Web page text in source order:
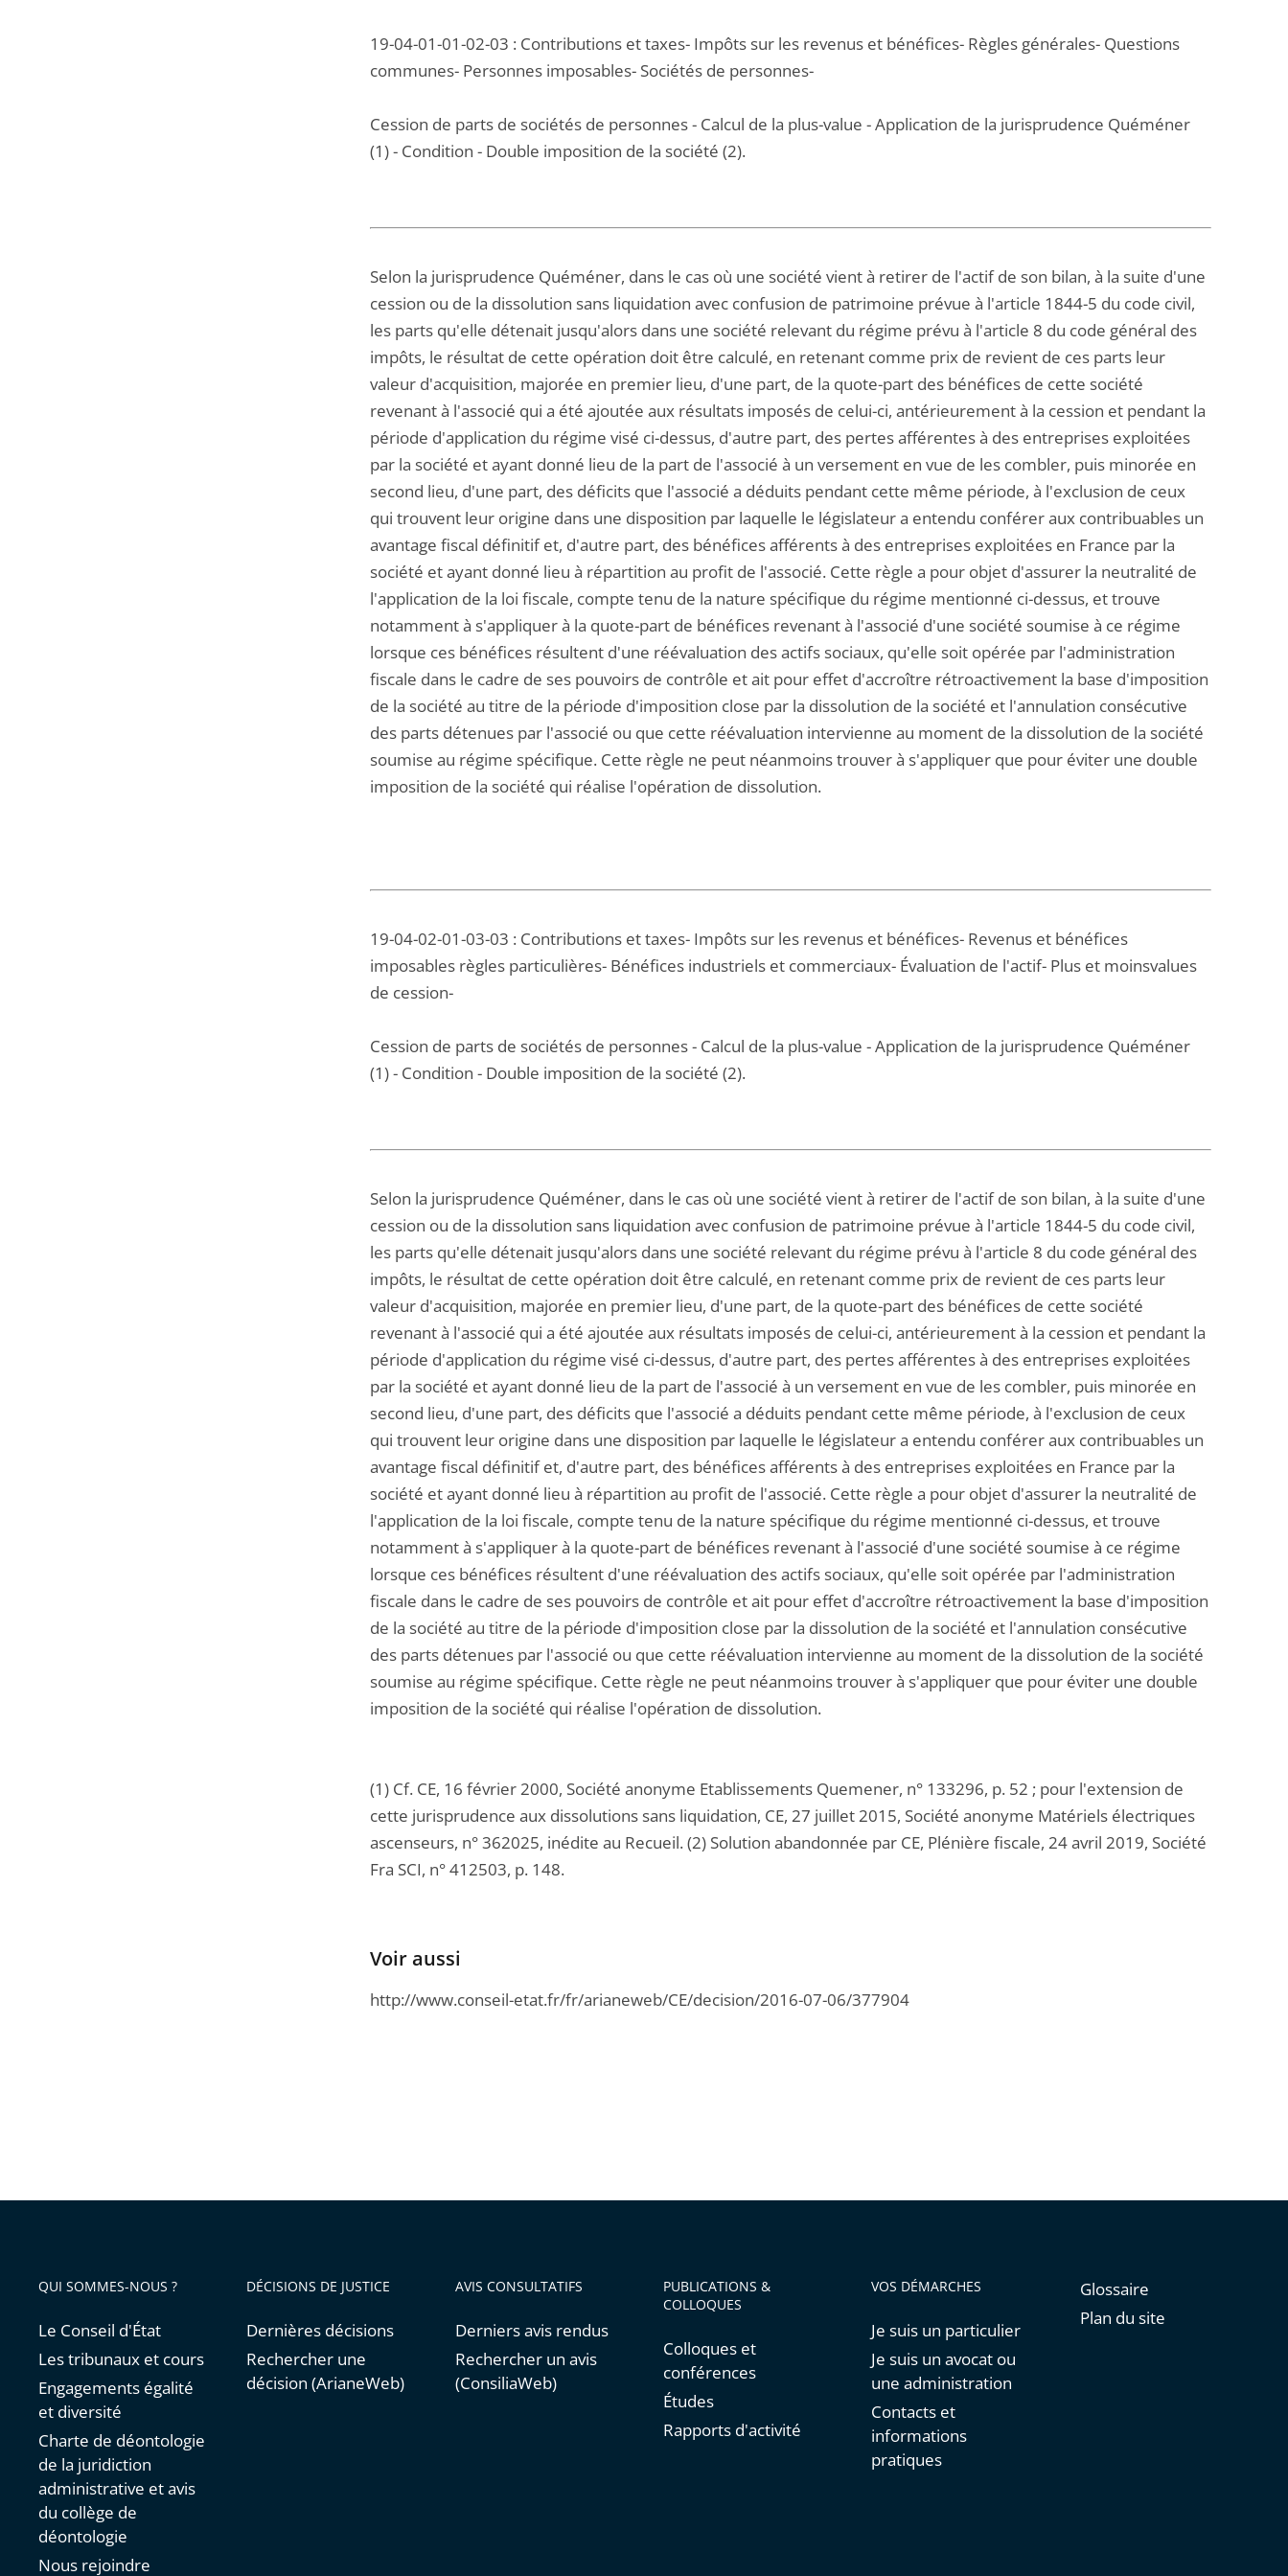
19-04-01-01-02-03 : Contributions et taxes- Impôts sur les revenus et bénéfices- Règles générales- Questions
communes- Personnes imposables- Sociétés de personnes-
Cession de parts de sociétés de personnes - Calcul de la plus-value - Application de la jurisprudence Quéméner
(1) - Condition - Double imposition de la société (2).
Selon la jurisprudence Quéméner, dans le cas où une société vient à retirer de l'actif de son bilan, à la suite d'une
cession ou de la dissolution sans liquidation avec confusion de patrimoine prévue à l'article 1844-5 du code civil,
les parts qu'elle détenait jusqu'alors dans une société relevant du régime prévu à l'article 8 du code général des
impôts, le résultat de cette opération doit être calculé, en retenant comme prix de revient de ces parts leur
valeur d'acquisition, majorée en premier lieu, d'une part, de la quote-part des bénéfices de cette société
revenant à l'associé qui a été ajoutée aux résultats imposés de celui-ci, antérieurement à la cession et pendant la
période d'application du régime visé ci-dessus, d'autre part, des pertes afférentes à des entreprises exploitées
par la société et ayant donné lieu de la part de l'associé à un versement en vue de les combler, puis minorée en
second lieu, d'une part, des déficits que l'associé a déduits pendant cette même période, à l'exclusion de ceux
qui trouvent leur origine dans une disposition par laquelle le législateur a entendu conférer aux contribuables un
avantage fiscal définitif et, d'autre part, des bénéfices afférents à des entreprises exploitées en France par la
société et ayant donné lieu à répartition au profit de l'associé. Cette règle a pour objet d'assurer la neutralité de
l'application de la loi fiscale, compte tenu de la nature spécifique du régime mentionné ci-dessus, et trouve
notamment à s'appliquer à la quote-part de bénéfices revenant à l'associé d'une société soumise à ce régime
lorsque ces bénéfices résultent d'une réévaluation des actifs sociaux, qu'elle soit opérée par l'administration
fiscale dans le cadre de ses pouvoirs de contrôle et ait pour effet d'accroître rétroactivement la base d'imposition
de la société au titre de la période d'imposition close par la dissolution de la société et l'annulation consécutive
des parts détenues par l'associé ou que cette réévaluation intervienne au moment de la dissolution de la société
soumise au régime spécifique. Cette règle ne peut néanmoins trouver à s'appliquer que pour éviter une double
imposition de la société qui réalise l'opération de dissolution.
19-04-02-01-03-03 : Contributions et taxes- Impôts sur les revenus et bénéfices- Revenus et bénéfices
imposables règles particulières- Bénéfices industriels et commerciaux- Évaluation de l'actif- Plus et moinsvalues
de cession-
Cession de parts de sociétés de personnes - Calcul de la plus-value - Application de la jurisprudence Quéméner
(1) - Condition - Double imposition de la société (2).
Selon la jurisprudence Quéméner, dans le cas où une société vient à retirer de l'actif de son bilan, à la suite d'une
cession ou de la dissolution sans liquidation avec confusion de patrimoine prévue à l'article 1844-5 du code civil,
les parts qu'elle détenait jusqu'alors dans une société relevant du régime prévu à l'article 8 du code général des
impôts, le résultat de cette opération doit être calculé, en retenant comme prix de revient de ces parts leur
valeur d'acquisition, majorée en premier lieu, d'une part, de la quote-part des bénéfices de cette société
revenant à l'associé qui a été ajoutée aux résultats imposés de celui-ci, antérieurement à la cession et pendant la
période d'application du régime visé ci-dessus, d'autre part, des pertes afférentes à des entreprises exploitées
par la société et ayant donné lieu de la part de l'associé à un versement en vue de les combler, puis minorée en
second lieu, d'une part, des déficits que l'associé a déduits pendant cette même période, à l'exclusion de ceux
qui trouvent leur origine dans une disposition par laquelle le législateur a entendu conférer aux contribuables un
avantage fiscal définitif et, d'autre part, des bénéfices afférents à des entreprises exploitées en France par la
société et ayant donné lieu à répartition au profit de l'associé. Cette règle a pour objet d'assurer la neutralité de
l'application de la loi fiscale, compte tenu de la nature spécifique du régime mentionné ci-dessus, et trouve
notamment à s'appliquer à la quote-part de bénéfices revenant à l'associé d'une société soumise à ce régime
lorsque ces bénéfices résultent d'une réévaluation des actifs sociaux, qu'elle soit opérée par l'administration
fiscale dans le cadre de ses pouvoirs de contrôle et ait pour effet d'accroître rétroactivement la base d'imposition
de la société au titre de la période d'imposition close par la dissolution de la société et l'annulation consécutive
des parts détenues par l'associé ou que cette réévaluation intervienne au moment de la dissolution de la société
soumise au régime spécifique. Cette règle ne peut néanmoins trouver à s'appliquer que pour éviter une double
imposition de la société qui réalise l'opération de dissolution.
(1) Cf. CE, 16 février 2000, Société anonyme Etablissements Quemener, n° 133296, p. 52 ; pour l'extension de
cette jurisprudence aux dissolutions sans liquidation, CE, 27 juillet 2015, Société anonyme Matériels électriques
ascenseurs, n° 362025, inédite au Recueil. (2) Solution abandonnée par CE, Plénière fiscale, 24 avril 2019, Société
Fra SCI, n° 412503, p. 148.
Voir aussi
http://www.conseil-etat.fr/fr/arianeweb/CE/decision/2016-07-06/377904
QUI SOMMES-NOUS ?
Le Conseil d'État
Les tribunaux et cours
Engagements égalité
et diversité
Charte de déontologie
de la juridiction
administrative et avis
du collège de
déontologie
Nous rejoindre
DÉCISIONS DE JUSTICE
Dernières décisions
Rechercher une
décision (ArianeWeb)
AVIS CONSULTATIFS
Derniers avis rendus
Rechercher un avis
(ConsiliaWeb)
PUBLICATIONS &
COLLOQUES
Colloques et
conférences
Études
Rapports d'activité
VOS DÉMARCHES
Je suis un particulier
Je suis un avocat ou
une administration
Contacts et
informations
pratiques
Glossaire
Plan du site